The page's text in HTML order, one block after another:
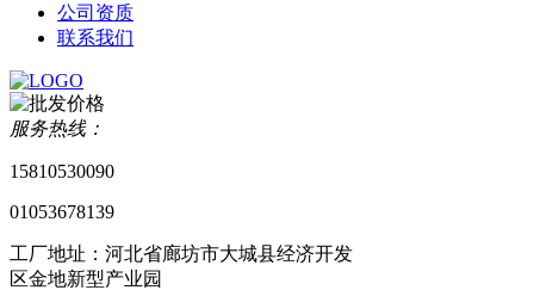
公司资质
联系我们
服务热线：
15810530090
01053678139
工厂地址：河北省廊坊市大城县经济开发
区金地新型产业园